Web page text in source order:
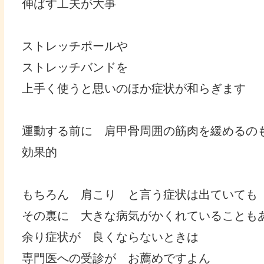
伸ばす工夫が大事
ストレッチポールや
ストレッチバンドを
上手く使うと思いのほか症状が和らぎます
運動する前に 肩甲骨周囲の筋肉を緩めるの
効果的
もちろん 肩こり と言う症状は出ていても
その裏に 大きな病気がかくれていることも
余り症状が 良くならないときは
専門医への受診が お薦めですよん